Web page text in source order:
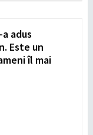
adus
Este un
îl mai